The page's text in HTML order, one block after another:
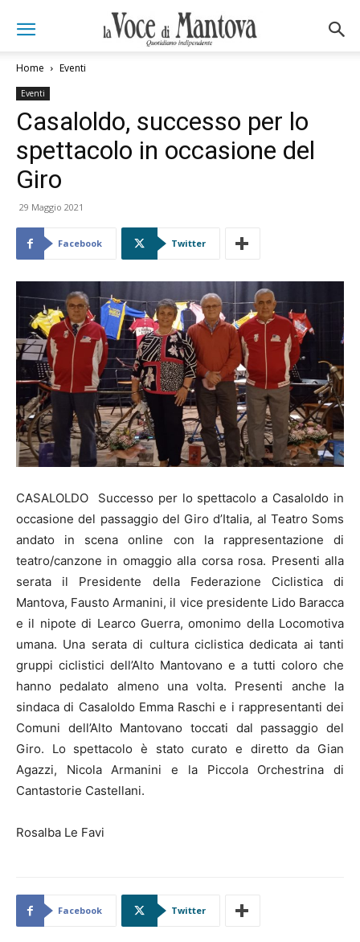
Home Eventi
Eventi
Casaloldo, successo per lo
spettacolo in occasione del
Giro
29 Maggio 2021
Facebook Twitter
CASALOLDO Successo per lo spettacolo a Casaloldo in
occasione del passaggio del Giro d’Italia, al Teatro Soms
andato in scena online con la rappresentazione di
teatro/canzone in omaggio alla corsa rosa. Presenti alla
serata il Presidente della Federazione Ciclistica di
Mantova, Fausto Armanini, il vice presidente Lido Baracca
e il nipote di Learco Guerra, omonimo della Locomotiva
umana. Una serata di cultura ciclistica dedicata ai tanti
gruppi ciclistici dell’Alto Mantovano e a tutti coloro che
hanno pedalato almeno una volta. Presenti anche la
sindaca di Casaloldo Emma Raschi e i rappresentanti dei
Comuni dell’Alto Mantovano toccati dal passaggio del
Giro. Lo spettacolo è stato curato e diretto da Gian
Agazzi, Nicola Armanini e la Piccola Orchestrina di
Cantastorie Castellani.
Rosalba Le Favi
Facebook Twitter